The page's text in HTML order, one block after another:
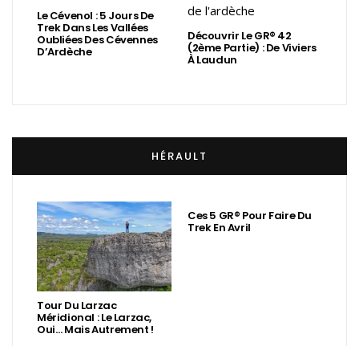
Le Cévenol : 5 Jours De
Trek Dans Les Vallées
Oubliées Des Cévennes
D’Ardèche
Découvrir Le GR® 42
(2ème Partie) : De Viviers
À Laudun
HÉRAULT
Tour Du Larzac
Méridional : Le Larzac,
Oui… Mais Autrement !
Ces 5 GR® Pour Faire Du
Trek En Avril